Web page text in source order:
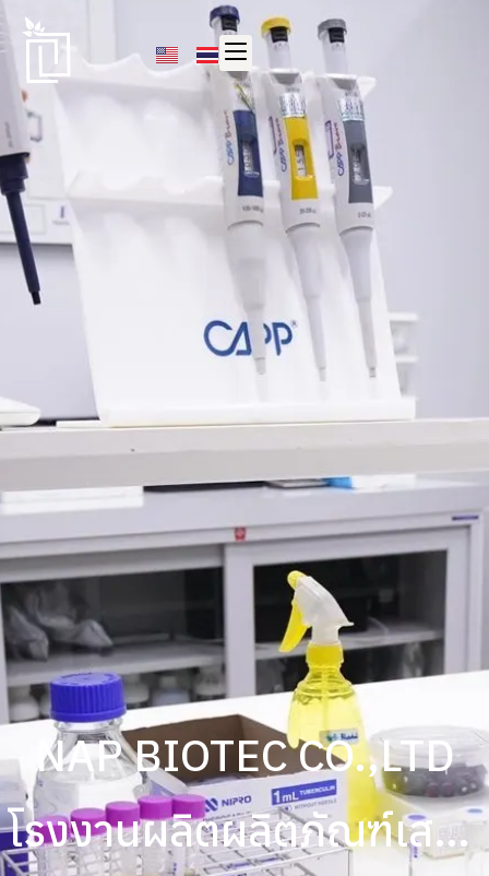
NAP BIOTEC CO.,LTD
โรงงานผลิตผลิตภัณฑ์เสริม